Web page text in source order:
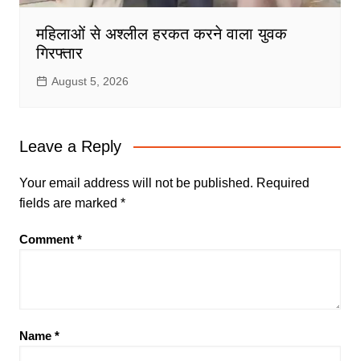
महिलाओं से अश्लील हरकत करने वाला युवक
गिरफ्तार
August 5, 2026
Leave a Reply
Your email address will not be published. Required
fields are marked *
Comment *
Name *